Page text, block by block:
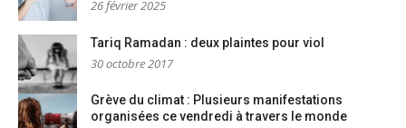
26 février 2025
Tariq Ramadan : deux plaintes pour viol
30 octobre 2017
Grève du climat : Plusieurs manifestations
organisées ce vendredi à travers le monde